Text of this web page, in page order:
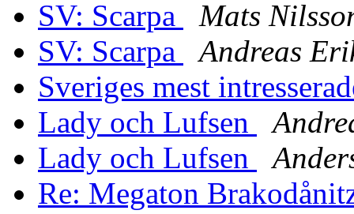
SV: Scarpa
Mats
SV: Scarpa
Andreas
Sveriges mest
Lady och Lufsen
Lady och Lufsen
Re: Megaton